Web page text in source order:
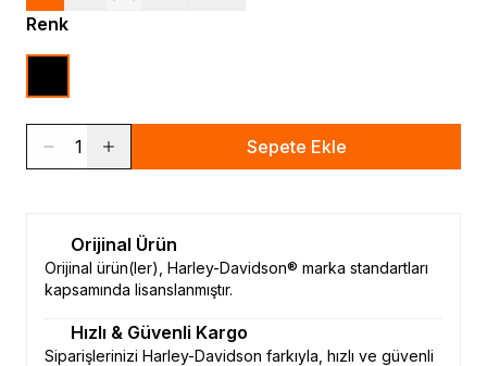
Renk
1 Sepete Ekle
Orijinal Ürün
Orijinal ürün(ler), Harley-Davidson® marka standartları
kapsamında lisanslanmıştır.
Hızlı & Güvenli Kargo
Siparişlerinizi Harley-Davidson farkıyla, hızlı ve güvenli